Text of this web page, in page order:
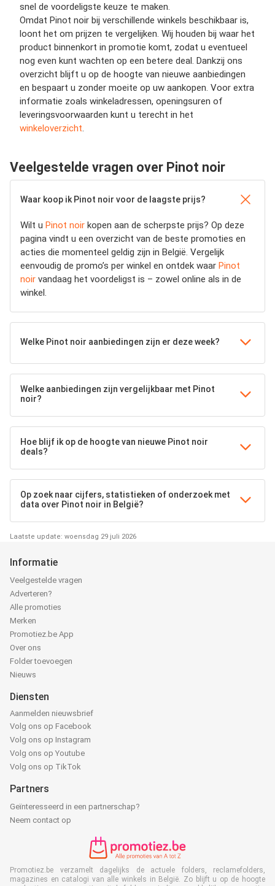
snel de voordeligste keuze te maken.
Omdat Pinot noir bij verschillende winkels beschikbaar is,
loont het om prijzen te vergelijken. Wij houden bij waar het
product binnenkort in promotie komt, zodat u eventueel
nog even kunt wachten op een betere deal. Dankzij ons
overzicht blijft u op de hoogte van nieuwe aanbiedingen
en bespaart u zonder moeite op uw aankopen. Voor extra
informatie zoals winkeladressen, openingsuren of
leveringsvoorwaarden kunt u terecht in het
winkeloverzicht.
Veelgestelde vragen over Pinot noir
Waar koop ik Pinot noir voor de laagste prijs?
Wilt u Pinot noir kopen aan de scherpste prijs? Op deze
pagina vindt u een overzicht van de beste promoties en
acties die momenteel geldig zijn in België. Vergelijk
eenvoudig de promo’s per winkel en ontdek waar Pinot
noir vandaag het voordeligst is – zowel online als in de
winkel.
Welke Pinot noir aanbiedingen zijn er deze week?
Welke aanbiedingen zijn vergelijkbaar met Pinot
noir?
Hoe blijf ik op de hoogte van nieuwe Pinot noir
deals?
Op zoek naar cijfers, statistieken of onderzoek met
data over Pinot noir in België?
Laatste update: woensdag 29 juli 2026
Informatie
Veelgestelde vragen
Adverteren?
Alle promoties
Merken
Promotiez.be App
Over ons
Folder toevoegen
Nieuws
Diensten
Aanmelden nieuwsbrief
Volg ons op Facebook
Volg ons op Instagram
Volg ons op Youtube
Volg ons op TikTok
Partners
Geïnteresseerd in een partnerschap?
Neem contact op
Promotiez.be verzamelt dagelijks de actuele folders, reclamefolders,
magazines en catalogi van alle winkels in België. Zo blijft u op de hoogte